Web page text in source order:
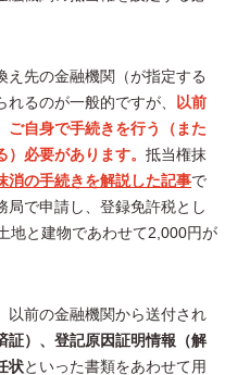
え先の金融機関（が指定する
るのが一般的ですが、 以前
ご自身で手続きを行う（また
必要があります。 抵当権抹
消の手続きを解説した記事で
局で申請し、登録免許税とし
土地と建物であわせて2,000円が
以前の金融機関から送付され
証）、登記原因証明情報（解
状といった書類をあわせて用